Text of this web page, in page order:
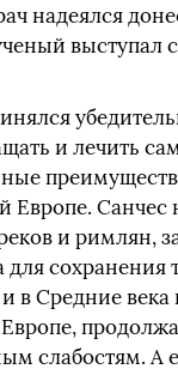
надеялся
выступал
и лечить
Европе.
и римлян,
для сохранения
и в Средние
слабостям. А